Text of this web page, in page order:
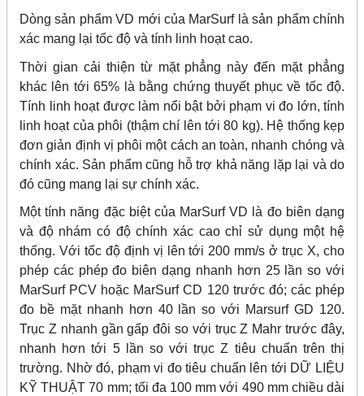
Dòng sản phẩm VD mới của MarSurf là sản phẩm chính
xác mang lại tốc độ và tính linh hoạt cao.
Thời gian cải thiện từ mặt phẳng này đến mặt phẳng
khác lên tới 65% là bằng chứng thuyết phục về tốc độ.
Tính linh hoạt được làm nổi bật bởi phạm vi đo lớn, tính
linh hoạt của phôi (thậm chí lên tới 80 kg). Hệ thống kẹp
đơn giản định vị phôi một cách an toàn, nhanh chóng và
chính xác. Sản phẩm cũng hỗ trợ khả năng lặp lại và do
đó cũng mang lại sự chính xác.
Một tính năng đặc biệt của MarSurf VD là đo biên dạng
và độ nhám có độ chính xác cao chỉ sử dụng một hệ
thống. Với tốc độ định vị lên tới 200 mm/s ở trục X, cho
phép các phép đo biên dạng nhanh hơn 25 lần so với
MarSurf PCV hoặc MarSurf CD 120 trước đó; các phép
đo bề mặt nhanh hơn 40 lần so với Marsurf GD 120.
Trục Z nhanh gần gấp đôi so với trục Z Mahr trước đây,
nhanh hơn tới 5 lần so với trục Z tiêu chuẩn trên thị
trường. Nhờ đó, phạm vi đo tiêu chuẩn lên tới DỮ LIỆU
KỸ THUẬT 70 mm; tối đa 100 mm với 490 mm chiều dài